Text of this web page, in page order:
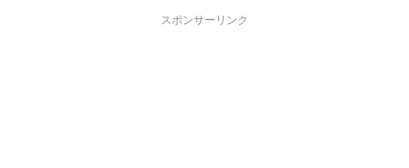
スポンサーリンク